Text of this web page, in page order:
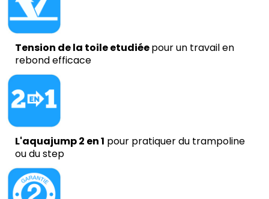
Tension de la toile etudiéepour un travail en
rebond efficace
L'aquajump 2 en 1 pour pratiquer du trampoline
ou du step